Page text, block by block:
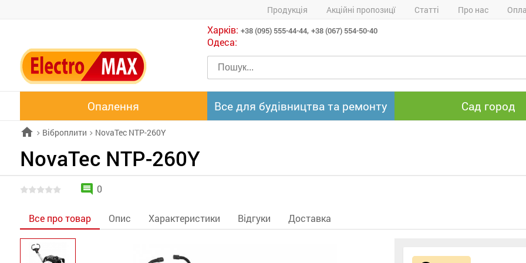
Продукція Акційні пропозицї Статті Про нас
Харків: +38 (095) 555-44-44, +38 (067) 554-50-40
Одеса:
Опалення Все для будівництва та ремонту Сад город
home chevron_right Віброплити chevron_right NovaTec NTP-260Y
NovaTec NTP-260Y
comment 0
Все про товар Опис Характеристики Відгуки Доставка